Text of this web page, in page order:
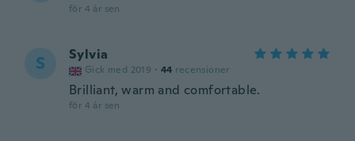
för 4 år sen
S Sylvia
Gick med 2019 · 44 recensioner
Brilliant, warm and comfortable.
för 4 år sen